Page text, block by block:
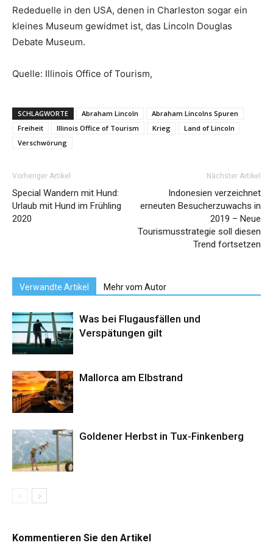
Rededuelle in den USA, denen in Charleston sogar ein
kleines Museum gewidmet ist, das Lincoln Douglas
Debate Museum.
Quelle: Illinois Office of Tourism,
SCHLAGWORTE Abraham Lincoln
Abraham Lincolns Spuren
Freiheit
Illinois Office of Tourism Krieg
Land of Lincoln
Verschwörung
Vorheriger Artikel
Special Wandern mit Hund:
Urlaub mit Hund im Frühling
2020
Nächster Artikel
Indonesien verzeichnet
erneuten Besucherzuwachs in
2019 – Neue
Tourismusstrategie soll diesen
Trend fortsetzen
Verwandte Artikel Mehr vom Autor
Was bei Flugausfällen und
Verspätungen gilt
Mallorca am Elbstrand
Goldener Herbst in Tux-Finkenberg
Kommentieren Sie den Artikel